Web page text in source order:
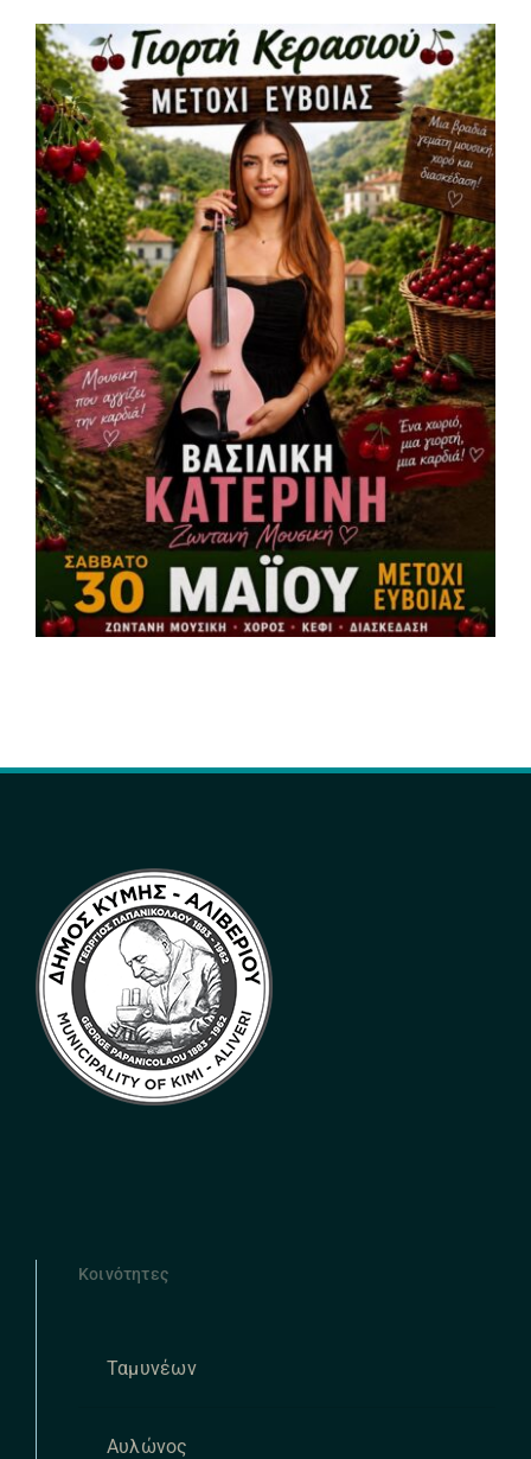
Κοινότητες
Ταμυνέων
Αυλώνος